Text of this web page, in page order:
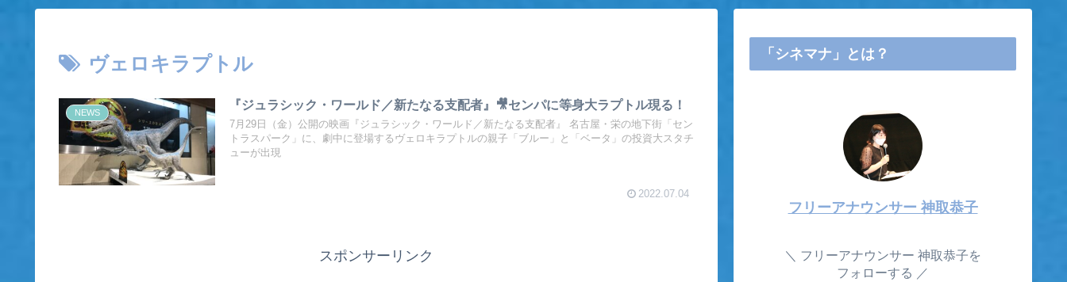
ヴェロキラプトル
NEWS
『ジュラシック・ワールド／新たなる支配者』🎥センパに等身大ラプトル現る！
7月29日（金）公開の映画『ジュラシック・ワールド／新たなる支配者』 名古屋・栄の地下街「セン
トラスパーク」に、劇中に登場するヴェロキラプトルの親子「ブルー」と「ベータ」の投資大スタチ
ューが出現
2022.07.04
スポンサーリンク
「シネマナ」とは？
フリーアナウンサー 神取恭子
フリーアナウンサー 神取恭子を
フォローする